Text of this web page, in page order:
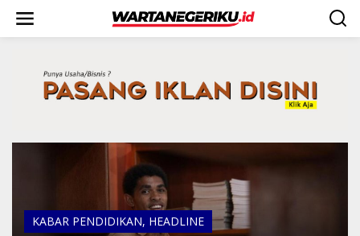
w
KABAR PENDIDIKAN, HEADLINE